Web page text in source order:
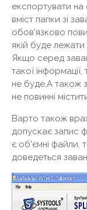
експортувати
вміст папки зі
обов'язково
якій буде
Якщо серед
такої
не буде.А також
не повинні
Варто також
допускає запис
є об'ємні файли,
доведеться